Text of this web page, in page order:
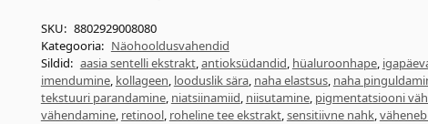
SKU: 8802929008080
Kategooria: Näohooldusvahendid
Sildid: aasia sentelli ekstrakt,antioksüdandid, hüaluroonhape,
imendumine, kollageen, looduslik sära, naha elastsus, naha
tekstuuri parandamine, niatsiinamiid, niisutamine, pigmentatsiooni
vähendamine, retinool, roheline tee ekstrakt,sensitiivne nahk,